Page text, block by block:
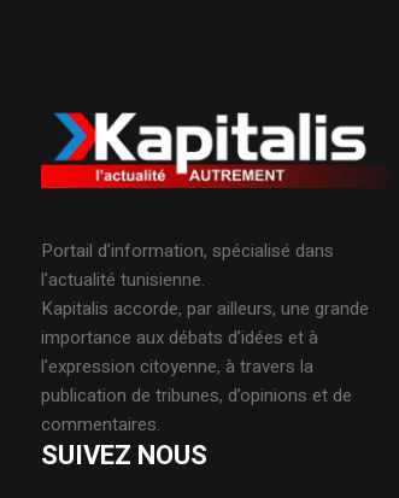
Portail d’information, spécialisé dans
l’actualité tunisienne.
Kapitalis accorde, par ailleurs, une grande
importance aux débats d’idées et à
l’expression citoyenne, à travers la
publication de tribunes, d’opinions et de
commentaires.
SUIVEZ NOUS